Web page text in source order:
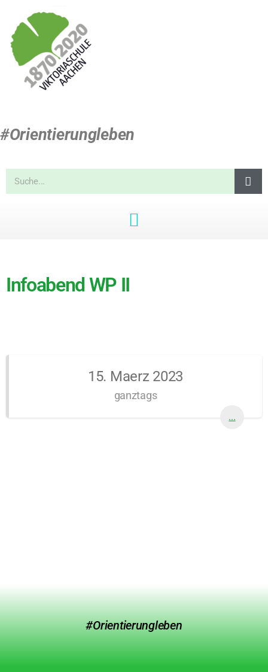
#Orientierungleben
Infoabend WP II
15. Maerz 2023
ganztags
...
#Orientierungleben